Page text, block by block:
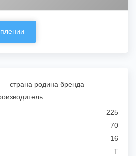
страна родина бренда
225
70
16
T